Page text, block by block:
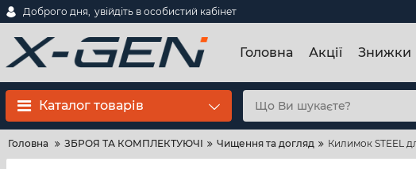
Доброго дня, увійдіть в особистий кабінет
Головна Акції Знижки
Каталог товарів
Головна ЗБРОЯ ТА КОМПЛЕКТУЮЧІ Чищення та догляд Килимок STEEL